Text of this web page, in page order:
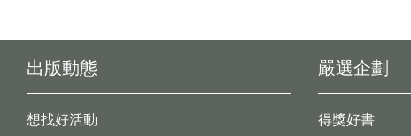
出版動態
想找好活動
嚴選企劃
得獎好書